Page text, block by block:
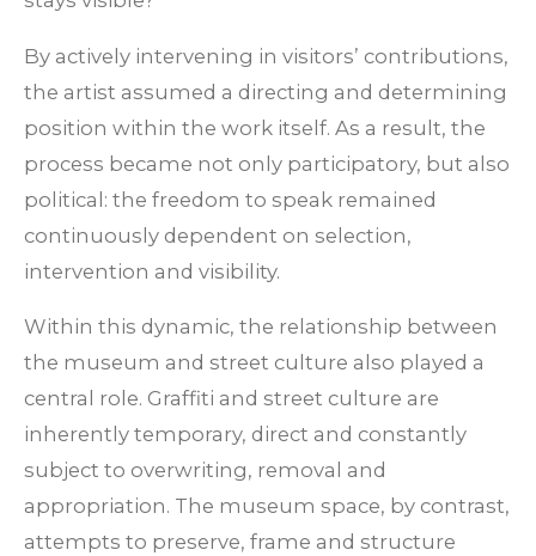
By actively intervening in visitors’ contributions,
the artist assumed a directing and determining
position within the work itself. As a result, the
process became not only participatory, but also
political: the freedom to speak remained
continuously dependent on selection,
intervention and visibility.
Within this dynamic, the relationship between
the museum and street culture also played a
central role. Graffiti and street culture are
inherently temporary, direct and constantly
subject to overwriting, removal and
appropriation. The museum space, by contrast,
attempts to preserve, frame and structure